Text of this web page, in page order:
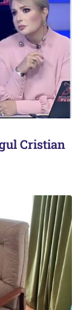
Cristian